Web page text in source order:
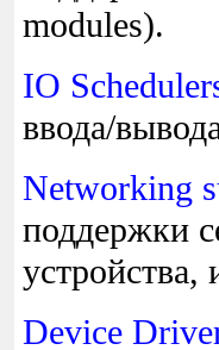
modules).
IO
ввода/
Networking
поддержки
устройства,
Device